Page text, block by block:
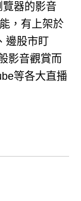
器的影音
，有上架於
邊股市盯
影音觀賞而
等各大直播